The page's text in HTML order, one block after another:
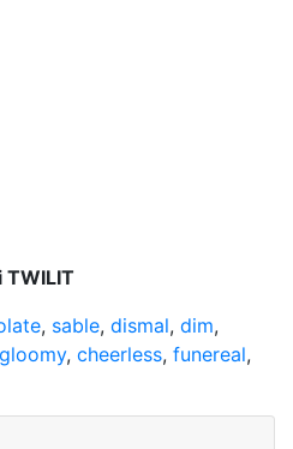
TWILIT
, sable, dismal, dim,
gloomy, cheerless, funereal,